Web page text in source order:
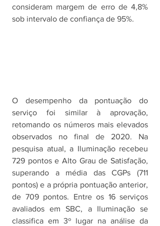
consideram margem de erro de 4,8%
sob intervalo de confiança de 95%.
O desempenho da pontuação do
serviço foi similar à aprovação,
retomando os números mais elevados
observados no final de 2020. Na
pesquisa atual, a Iluminação recebeu
729 pontos e Alto Grau de Satisfação,
superando a média das CGPs (711
pontos) e a própria pontuação anterior,
de 709 pontos. Entre os 16 serviços
avaliados em SBC, a Iluminação se
classifica em 3º lugar na análise da